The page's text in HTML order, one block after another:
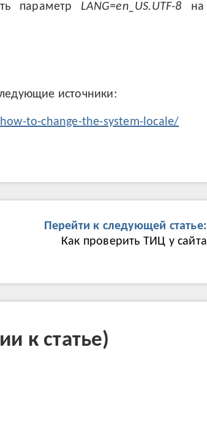
параметр LANG=en_US.UTF-8 на
источники:
to-change-the-system-locale/
Перейти к следующей статье:
Как проверить ТИЦ у сайта
к статье)